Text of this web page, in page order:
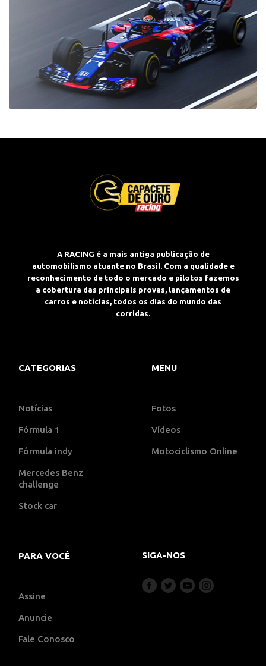
A RACING é a mais antiga publicação de
automobilismo atuante no Brasil. Com a qualidade e
reconhecimento de todo o mercado e pilotos fazemos
a cobertura das principais provas, lançamentos de
carros e notícias, todos os dias do mundo das
corridas.
CATEGORIAS
Notícias
Fórmula 1
Fórmula indy
Mercedes Benz
challenge
Stock car
MENU
Fotos
Vídeos
Motociclismo Online
PARA VOCÊ
Assine
Anuncie
Fale Conosco
SIGA-NOS